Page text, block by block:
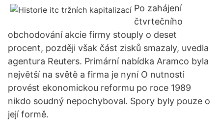
Po zahájení
čtvrtečního
obchodování akcie firmy stouply o deset
procent, později však část zisků smazaly, uvedla
agentura Reuters. Primární nabídka Aramco byla
největší na světě a firma je nyní O nutnosti
provést ekonomickou reformu po roce 1989
nikdo soudný nepochyboval. Spory byly pouze o
její formě.